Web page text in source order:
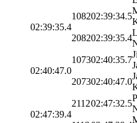
02:39:35.4
108202:39:34.5
208202:39:35.4
02:40:47.0
107302:40:35.7
207302:40:47.0
02:47:39.4
211202:47:32.5